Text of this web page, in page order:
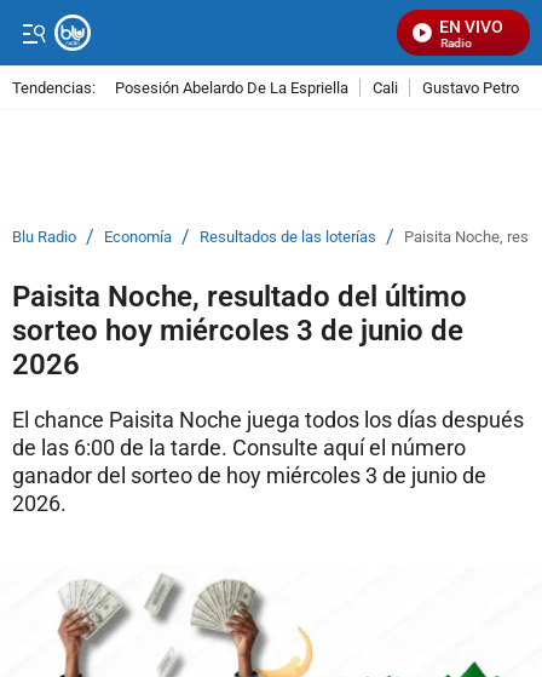
EN VIVO
Señal Visual Radio
Tendencias: Posesión Abelardo De La Espriella Cali Gustavo Petro
Blu Radio / Economía / Resultados de las loterías / Paisita Noche,
Paisita Noche, resultado del último
sorteo hoy miércoles 3 de junio de
2026
El chance Paisita Noche juega todos los días después
de las 6:00 de la tarde. Consulte aquí el número
ganador del sorteo de hoy miércoles 3 de junio de
2026.